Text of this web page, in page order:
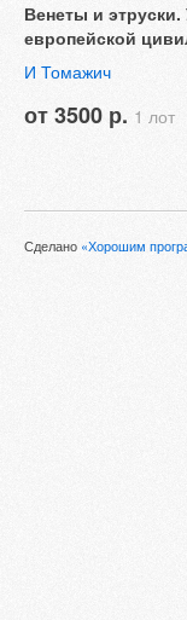
Венеты и этруски.
европейской
И Томажич
от 3500 р. 1 лот
Сделано «Хорошим